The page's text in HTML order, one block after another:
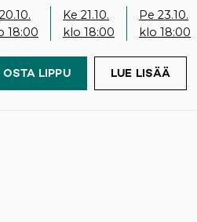
18:00
Ke 21.10.
klo 18:00
Pe 23.10.
klo 18:00
OSTA LIPPU(OPENS IN A NEW TAB)
LUE LISÄÄ